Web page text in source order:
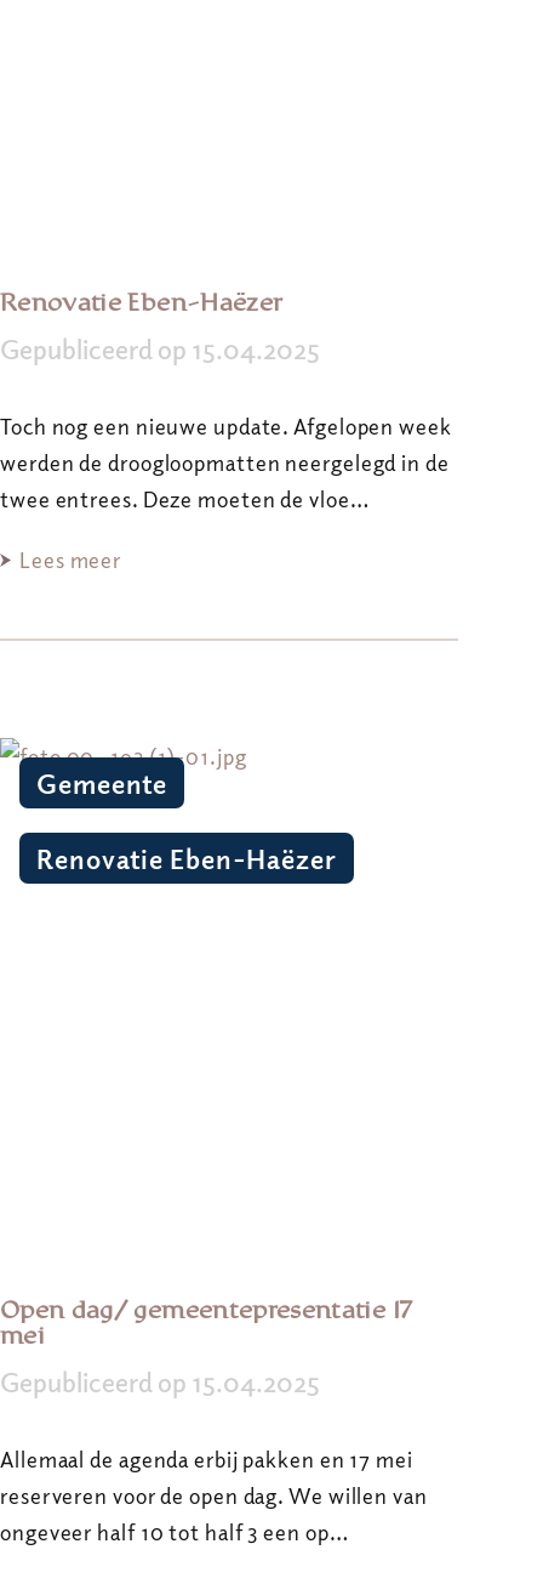
Renovatie Eben-Haëzer
Gepubliceerd op 15.04.2025
Toch nog een nieuwe update. Afgelopen week
werden de droogloopmatten neergelegd in de
twee entrees. Deze moeten de vloe…
Lees meer
Gemeente
Renovatie Eben-Haëzer
Open dag/ gemeentepresentatie 17
mei
Gepubliceerd op 15.04.2025
Allemaal de agenda erbij pakken en 17 mei
reserveren voor de open dag. We willen van
ongeveer half 10 tot half 3 een op…